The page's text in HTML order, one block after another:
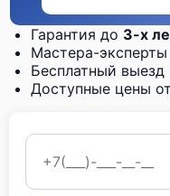
Гарантия до 3-х
Мастера-
Бесплатный
Доступные цены от